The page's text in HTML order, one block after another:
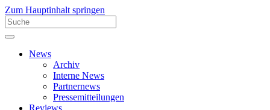
Zum Hauptinhalt springen
News
Archiv
Interne News
Partnernews
Pressemitteilungen
Reviews